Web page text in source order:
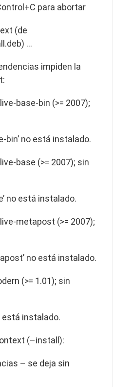
para abortar
(de
…
impiden la
base-bin (>= 2007);
bin’ no está instalado.
base (>= 2007); sin
no está instalado.
metapost (>= 2007);
no está instalado.
(>= 1.01); sin
está instalado.
(–install):
– se deja sin